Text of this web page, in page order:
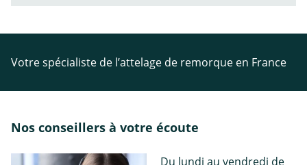
Votre spécialiste de l’attelage de remorque en France
Nos conseillers à votre écoute
Du lundi au vendredi de